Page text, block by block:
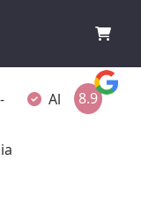
Altijd verpakt
8.9